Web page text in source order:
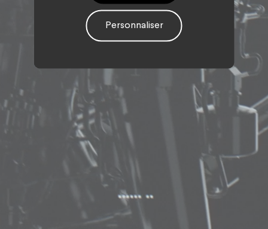
Personnaliser